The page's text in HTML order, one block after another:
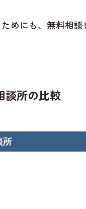
めにも、無料相
談所の比較
所